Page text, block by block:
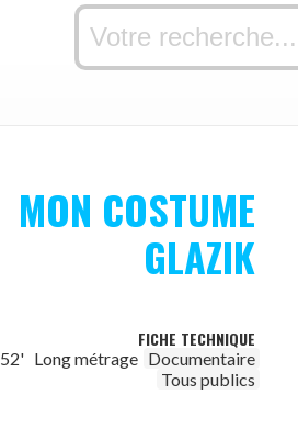
MON COSTUME
GLAZIK
FICHE TECHNIQUE
52' Long métrage Documentaire
Tous publics